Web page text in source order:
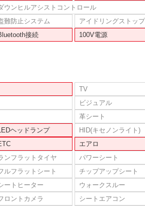
ウンヒルアシストコントロール
難防止システム アイドリングストップ
接続 100V電源
TV
ビジュアル
革シート
ヘッドランプ HID(キセノンライト)
エアロ
ンフラットタイヤ パワーシート
ルフラットシート チップアップシート
ートヒーター ウォークスルー
ロントカメラ シートエアコン